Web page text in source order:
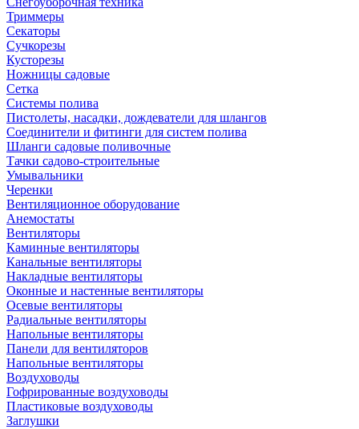
Триммеры
Секаторы
Сучкорезы
Кусторезы
Ножницы садовые
Сетка
Системы полива
Пистолеты, насадки, дождеватели для шлангов
Соединители и фитинги для систем полива
Шланги садовые поливочные
Тачки садово-строительные
Умывальники
Черенки
Вентиляционное оборудование
Анемостаты
Вентиляторы
Каминные вентиляторы
Канальные вентиляторы
Накладные вентиляторы
Оконные и настенные вентиляторы
Осевые вентиляторы
Радиальные вентиляторы
Напольные вентиляторы
Панели для вентиляторов
Напольные вентиляторы
Воздуховоды
Гофрированные воздуховоды
Пластиковые воздуховоды
Заглушки